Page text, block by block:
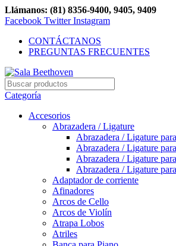
Llámanos: (81) 8356-9400, 9405, 9409
Facebook Twitter Instagram
CONTÁCTANOS
PREGUNTAS FRECUENTES
Categoría
Accesorios
Abrazadera / Ligature
Abrazadera / Ligature
Abrazadera / Ligature
Abrazadera / Ligature
Abrazadera / Ligature
Adaptador de corriente
Afinadores
Arcos de Cello
Arcos de Violín
Atrapa Lobos
Atriles